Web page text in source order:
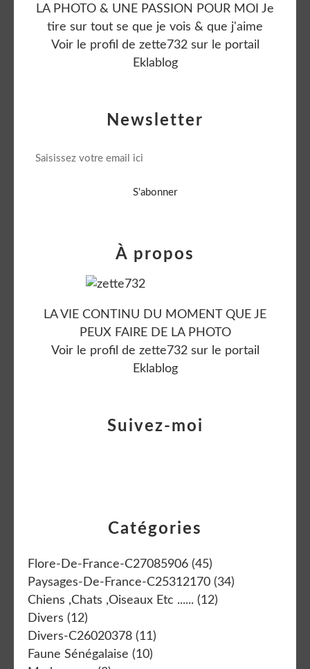
Newsletter
Catégories
Flore-De-France-C27085906 (45)
Paysages-De-France-C25312170 (34)
Chiens ,chats ,oiseaux Etc ...... (12)
Divers (12)
Divers-C26020378 (11)
Faune Sénégalaise (10)
LA PHOTO & UNE PASSION POUR MOI Je
tire sur tout se que je vois & que j'aime
Voir le profil de zette732sur le portail
Eklablog
Suivez-moi
À propos
LA VIE CONTINU DU MOMENT QUE JE
PEUX FAIRE DE LA PHOTO
Voir le profil de zette732sur le portail
Eklablog